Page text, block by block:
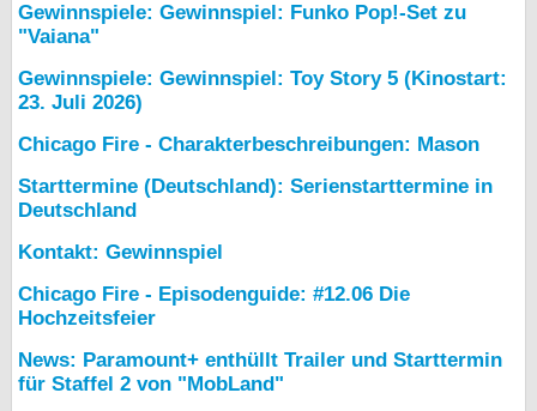
Gewinnspiele: Gewinnspiel: Funko Pop!-Set zu
"Vaiana"
Gewinnspiele: Gewinnspiel: Toy Story 5 (Kinostart:
23. Juli 2026)
Chicago Fire - Charakterbeschreibungen: Mason
Starttermine (Deutschland): Serienstarttermine in
Deutschland
Kontakt: Gewinnspiel
Chicago Fire - Episodenguide: #12.06 Die
Hochzeitsfeier
News: Paramount+ enthüllt Trailer und Starttermin
für Staffel 2 von "MobLand"